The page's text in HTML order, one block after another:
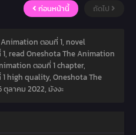
ก่อนหน้านี้ ถัดไป
ตอนที่ 1, novel
read Oneshota The Animation
ตอนที่ 1 chapter,
high quality, Oneshota The
ตุลาคม 2022, มังงะ